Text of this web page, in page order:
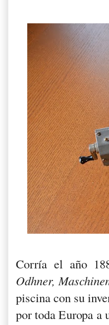
Corría el año
Odhner,
piscina con su
por toda Europa a